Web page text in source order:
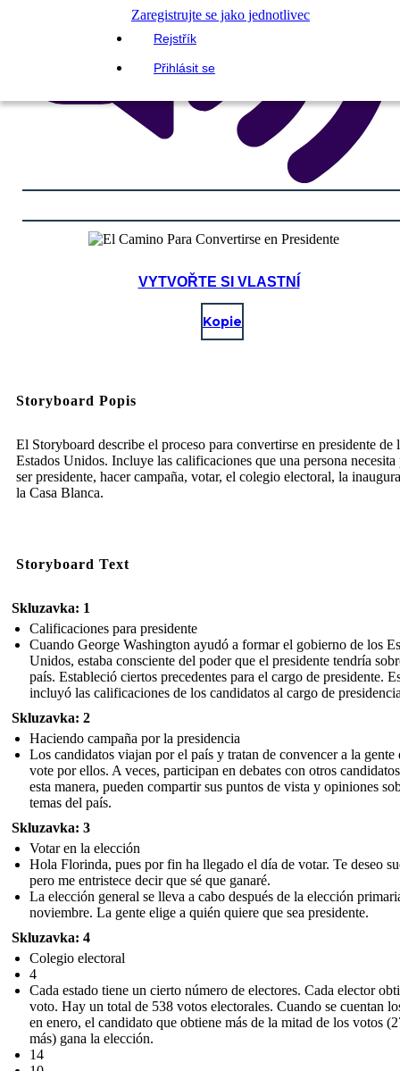
Zaregistrujte se jako jednotlivec
Rejstřík
Přihlásit se
VYTVOŘTE SI VLASTNÍ
Kopie
Storyboard Popis
El Storyboard describe el proceso para convertirse en presidente de
Estados Unidos. Incluye las calificaciones que una persona necesita
ser presidente, hacer campaña, votar, el colegio electoral, la
la Casa Blanca.
Storyboard Text
Skluzavka: 1
Calificaciones para presidente
Cuando George Washington ayudó a formar el gobierno de los
Unidos, estaba consciente del poder que el presidente tendría
país. Estableció ciertos precedentes para el cargo de presidente.
incluyó las calificaciones de los candidatos al cargo de
Skluzavka: 2
Haciendo campaña por la presidencia
Los candidatos viajan por el país y tratan de convencer a la gente
vote por ellos. A veces, participan en debates con otros
esta manera, pueden compartir sus puntos de vista y opiniones
temas del país.
Skluzavka: 3
Votar en la elección
Hola Florinda, pues por fin ha llegado el día de votar. Te deseo
pero me entristece decir que sé que ganaré.
La elección general se lleva a cabo después de la elección
noviembre. La gente elige a quién quiere que sea presidente.
Skluzavka: 4
Colegio electoral
4
Cada estado tiene un cierto número de electores. Cada elector
voto. Hay un total de 538 votos electorales. Cuando se cuentan
en enero, el candidato que obtiene más de la mitad de los votos
más) gana la elección.
14